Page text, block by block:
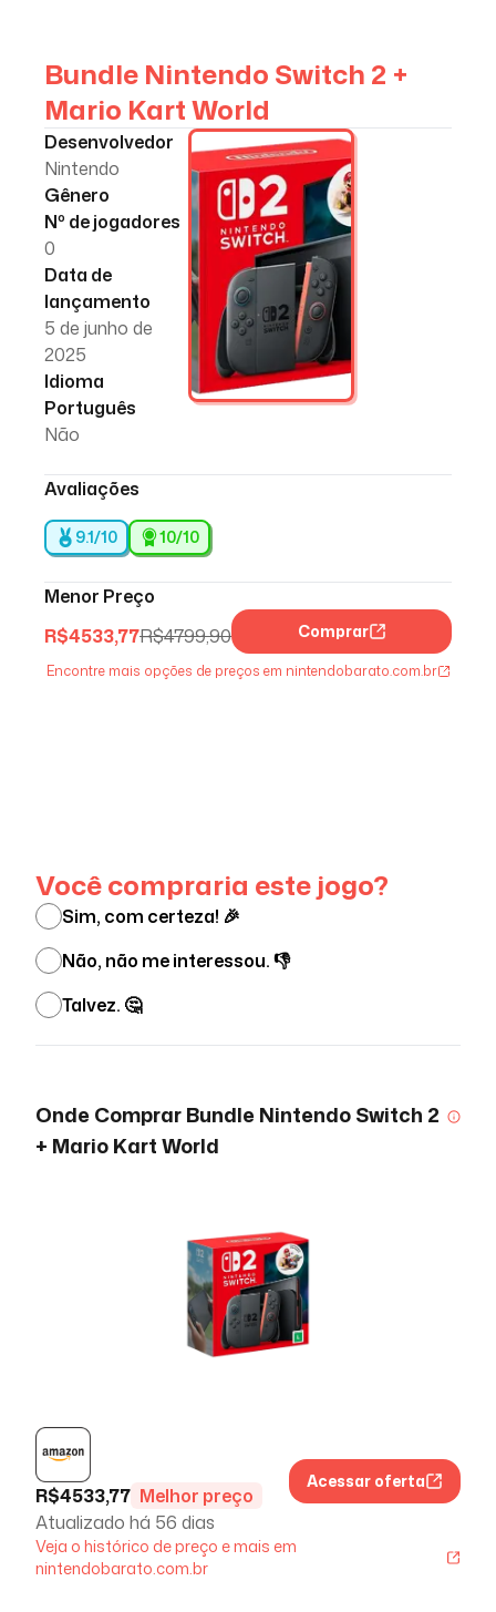
Bundle Nintendo Switch 2 +
Mario Kart World
Desenvolvedor
Nintendo
Gênero
Nº de jogadores
0
Data de
lançamento
5 de junho de
2025
Idioma
Português
Não
Avaliações
9.1/10 10/10
Menor Preço
R$4533,77R$4799,90 Comprar
Encontre mais opções de preços em nintendobarato.com.br
Você compraria este jogo?
Sim, com certeza! 🎉
Não, não me interessou. 👎
Talvez. 🤔
Onde ComprarBundle Nintendo Switch 2
+ Mario Kart World
R$4533,77 Melhor preço
Atualizado há 56 dias
Acessar oferta
Veja o histórico de preço e mais em
nintendobarato.com.br